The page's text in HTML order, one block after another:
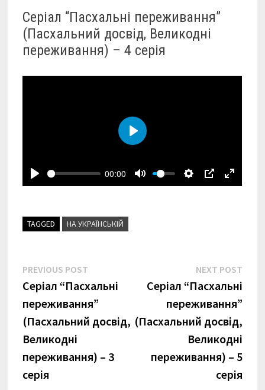
Серіал “Пасхальні переживання”
(Пасхальний досвід, Великодні
переживання) – 4 серія
TAGGED НА УКРАЇНСЬКІЙ
Навігація
записів
PREVIOUS POST
post:
Серіал “Пасхальні
переживання”
(Пасхальний досвід,
Великодні
переживання) – 3
серія
NEXT POSTNext
post:
Серіал “Пасхальні
переживання”
(Пасхальний досвід,
Великодні
переживання) – 5
серія